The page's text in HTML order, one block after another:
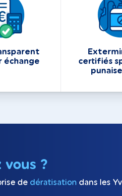
échange
certifiés
vous ?
de dératisation dans les